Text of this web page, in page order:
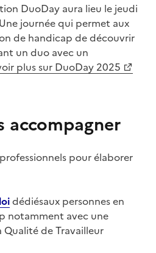
DuoDay aura lieu le jeudi
journéequi permet aux
de handicap dedécouvrir
un duo avec un
plus sur DuoDay 2025
accompagner
pour élaborer
dédiésaux personnes en
notamment avec une
Qualité de Travailleur